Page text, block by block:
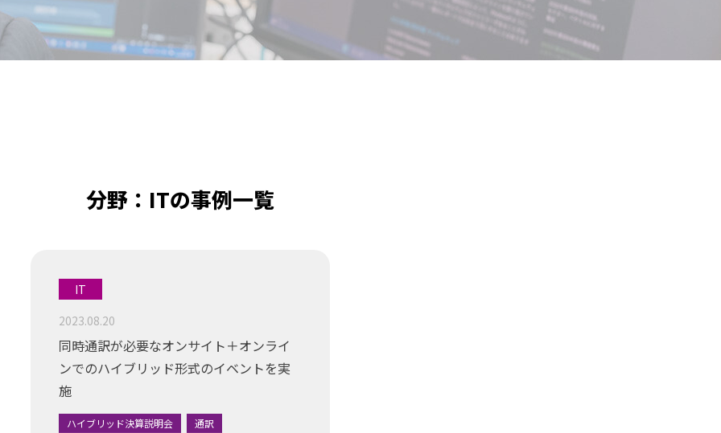
分野：ITの事例一覧
IT
2023.08.20
同時通訳が必要なオンサイト＋オンライ
ンでのハイブリッド形式のイベントを実
施
ハイブリッド決算説明会 通訳